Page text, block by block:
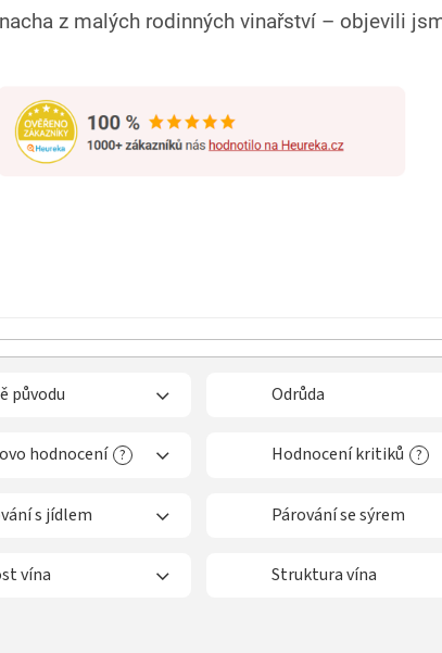
z malých rodinných vinařství – objevili
původu Odrůda
hodnocení ? Hodnocení kritiků ?
s jídlem Párování se sýrem
vína Struktura vína